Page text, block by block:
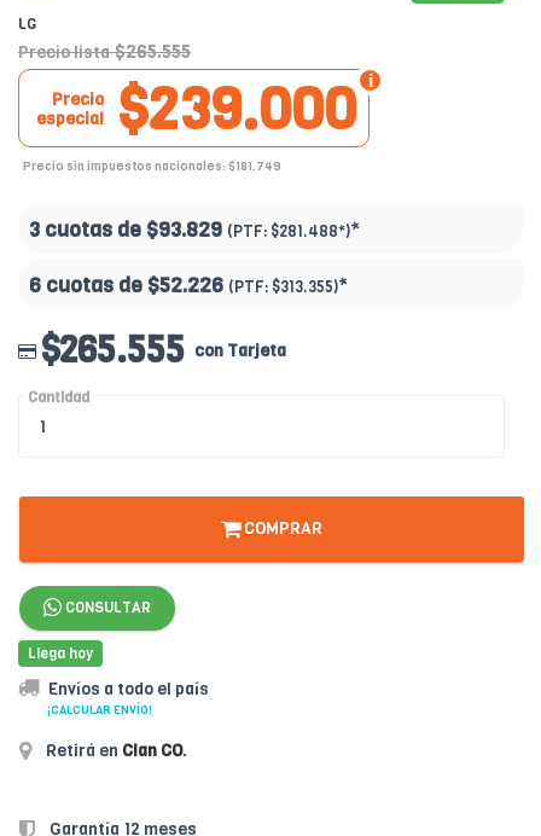
LG
Precio lista $265.555
$239.000
Precio
especial
Precio sin impuestos nacionales: $181.749
3 cuotas de $93.829 (PTF: $281.488*)*
6 cuotas de $52.226 (PTF: $313.355)*
$265.555 con Tarjeta
Cantidad
COMPRAR
CONSULTAR
Llega hoy
Envíos a todo el país
¡CALCULAR ENVÍO!
Retirá en Clan CO.
Garantía 12 meses